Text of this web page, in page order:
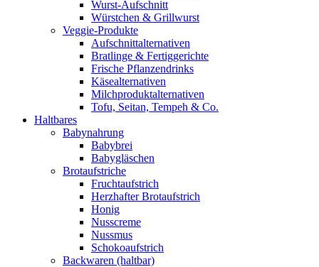
Wurst-Aufschnitt
Würstchen & Grillwurst
Veggie-Produkte
Aufschnittalternativen
Bratlinge & Fertiggerichte
Frische Pflanzendrinks
Käsealternativen
Milchproduktalternativen
Tofu, Seitan, Tempeh & Co.
Haltbares
Babynahrung
Babybrei
Babygläschen
Brotaufstriche
Fruchtaufstrich
Herzhafter Brotaufstrich
Honig
Nusscreme
Nussmus
Schokoaufstrich
Backwaren (haltbar)